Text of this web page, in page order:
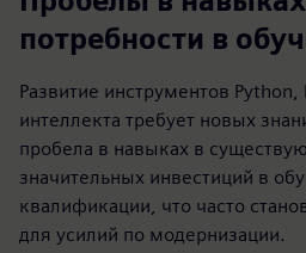
потребности в
Развитие инструментов Python,
интеллекта требует новых
пробела в навыках в
значительных инвестиций в
квалификации, что часто
для усилий по модернизации.